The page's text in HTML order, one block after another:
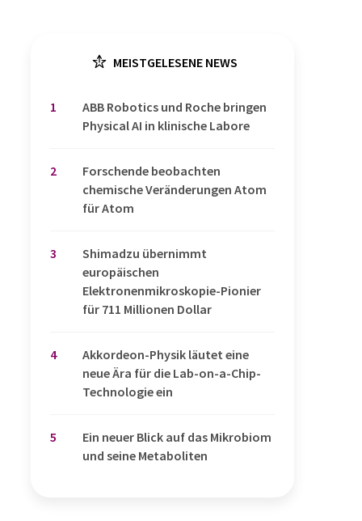
MEISTGELESENE NEWS
1
​​​​​​​ABB Robotics und Roche bringen
Physical AI in klinische Labore
2
Forschende beobachten
chemische Veränderungen Atom
für Atom
3
Shimadzu übernimmt
europäischen
Elektronenmikroskopie-Pionier
für 711 Millionen Dollar
4
Akkordeon-Physik läutet eine
neue Ära für die Lab-on-a-Chip-
Technologie ein
5
Ein neuer Blick auf das Mikrobiom
und seine Metaboliten